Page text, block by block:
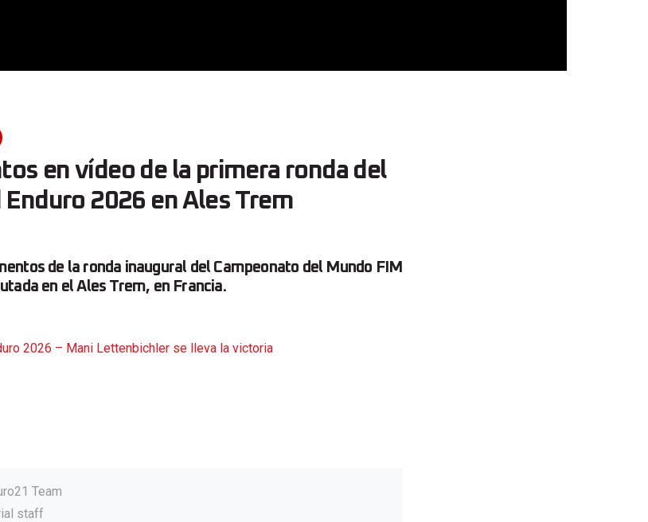
en vídeo de la primera ronda del
Enduro 2026 en Ales Trem
de la ronda inaugural del Campeonato del Mundo FIM
en el Ales Trem, en Francia.
2026 – Mani Lettenbichler se lleva la victoria
Team
staff